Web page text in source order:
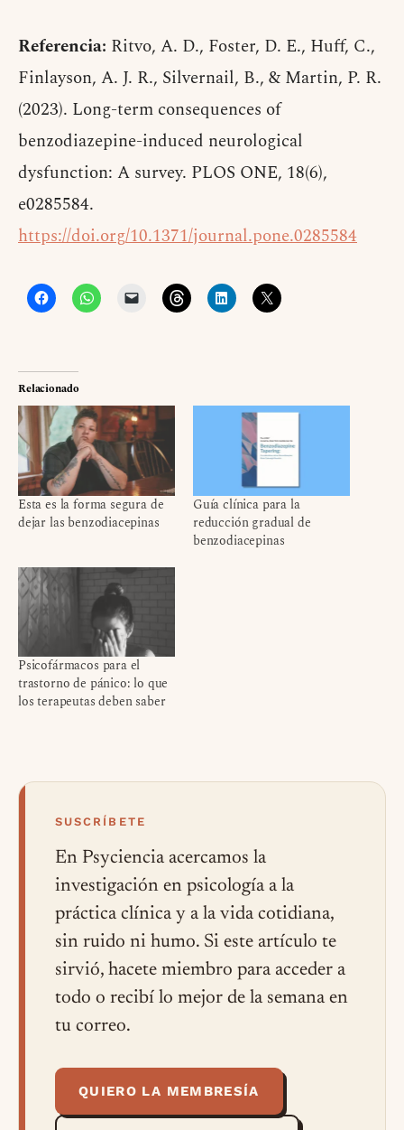
Referencia: Ritvo, A. D., Foster, D. E., Huff, C.,
Finlayson, A. J. R., Silvernail, B., & Martin, P. R.
(2023). Long-term consequences of
benzodiazepine-induced neurological
dysfunction: A survey. PLOS ONE, 18(6),
e0285584.
https://doi.org/10.1371/journal.pone.0285584
Relacionado
Esta es la forma segura de
dejar las benzodiacepinas
Guía clínica para la
reducción gradual de
benzodiacepinas
Psicofármacos para el
trastorno de pánico: lo que
los terapeutas deben saber
SUSCRÍBETE
En Psyciencia acercamos la
investigación en psicología a la
práctica clínica y a la vida cotidiana,
sin ruido ni humo. Si este artículo te
sirvió, hacete miembro para acceder a
todo o recibí lo mejor de la semana en
tu correo.
QUIERO LA MEMBRESÍA